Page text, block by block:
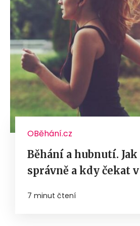
OBěhání.cz
Běhání a hubnutí. Jak
správně a kdy čekat
7 minut čtení